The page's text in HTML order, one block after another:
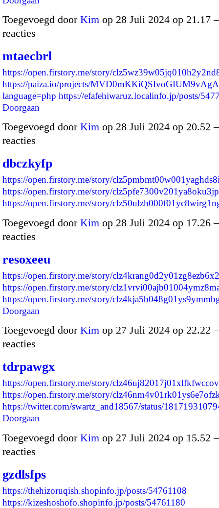
Toegevoegd door Kim op 28 Juli 2024 op 21.17
reacties
mtaecbrl
https://open.firstory.me/story/
https://paiza.io/projects/
language=php https://efafehiwaruz.localinfo.jp/posts/
Doorgaan
Toegevoegd door Kim op 28 Juli 2024 op 20.52
reacties
dbczkyfp
https://open.firstory.me/story/
https://open.firstory.me/story/
https://open.firstory.me/story/
Toegevoegd door Kim op 28 Juli 2024 op 17.26
reacties
resoxeeu
https://open.firstory.me/story/
https://open.firstory.me/story/
https://open.firstory.me/story/
Doorgaan
Toegevoegd door Kim op 27 Juli 2024 op 22.22
reacties
tdrpawgx
https://open.firstory.me/story/clz46uj82017j01xlfkfwccov
https://open.firstory.me/story/
https://twitter.com/swartz_and18567/status/
Doorgaan
Toegevoegd door Kim op 27 Juli 2024 op 15.52
reacties
gzdlsfps
https://thehizoruqish.shopinfo.jp/posts/54761108
https://kizeshoshofo.shopinfo.jp/posts/54761180